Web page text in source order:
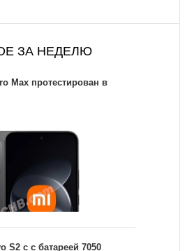
ЗА НЕДЕЛЮ
Max протестирован в
S2 с с батареей 7050